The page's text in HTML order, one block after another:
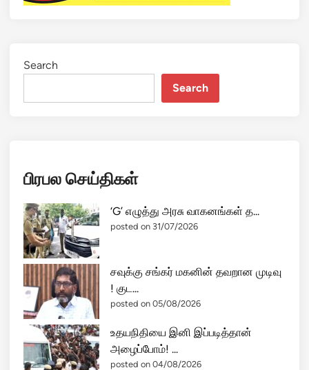
Search
Search
பிரபல செய்திகள்
‘G’ எழுத்து அரசு வாகனங்கள் த...
posted on 31/07/2026
சவுக்கு சங்கர் மகனின் தவறான முடிவு
! குட...
posted on 05/08/2026
உதயநிதியை இனி இப்படித்தான்
அழைப்போம்! ...
posted on 04/08/2026